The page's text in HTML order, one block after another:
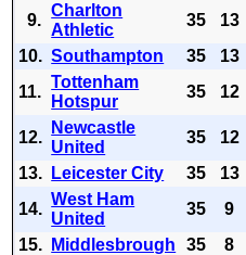
9.
Charlton
Athletic
35 13
10. Southampton 35 13
11.
Tottenham
Hotspur
35 12
12.
Newcastle
United
35 12
13.
Leicester City 35 13
14.
West Ham
United
35 9
15.
Middlesbrough 35 8